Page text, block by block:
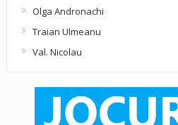
Olga Andronachi
Traian Ulmeanu
Val. Nicolau